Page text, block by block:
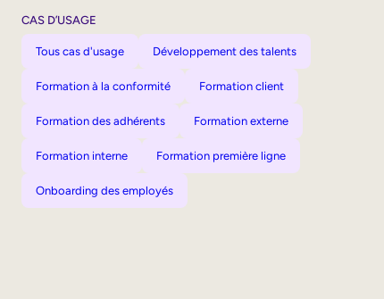
CAS D’USAGE
Tous cas d'usage Développement des talents
Formation à la conformité Formation client
Formation des adhérents Formation externe
Formation interne Formation première ligne
Onboarding des employés